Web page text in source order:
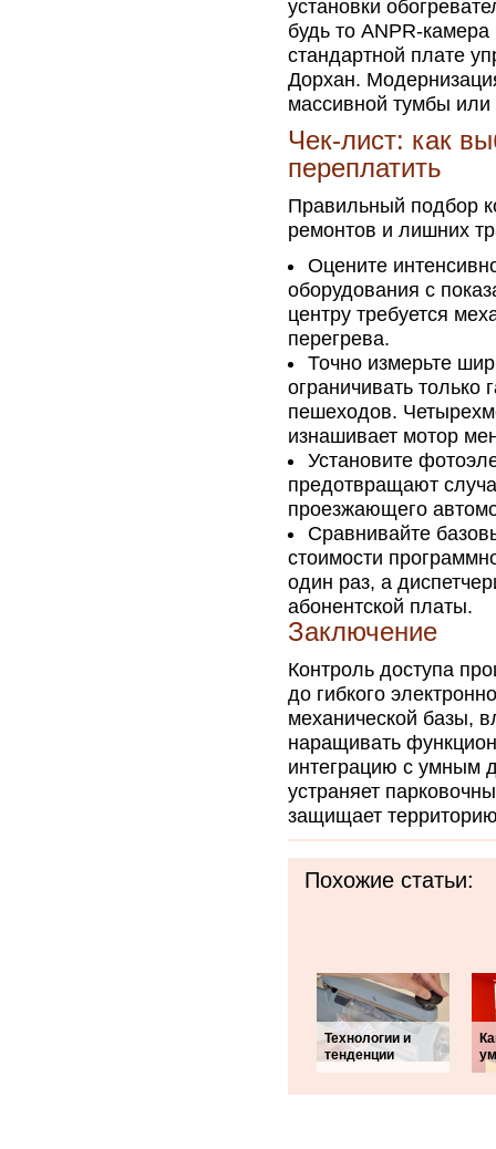
установки
будь то ANPR-
стандартной плате
Дорхан.
массивной тумбы или
Чек-лист: как
переплатить
Правильный подбор
ремонтов и лишних
Оцените
оборудования с
центру требуется
перегрева.
Точно измерьте
ограничивать только
пешеходов.
изнашивает мотор
Установите
предотвращают
проезжающего
Сравнивайте
стоимости
один раз, а
абонентской платы.
Заключение
Контроль доступа
до гибкого
механической базы,
наращивать
интеграцию с умным
устраняет
защищает
Похожие статьи:
Технологии и
тенденции